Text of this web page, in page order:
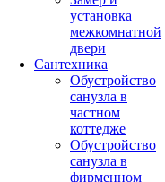
установка
межкомнатной
двери
Сантехника
Обустройство
санузла в
частном
коттедже
Обустройство
санузла в
фирменном